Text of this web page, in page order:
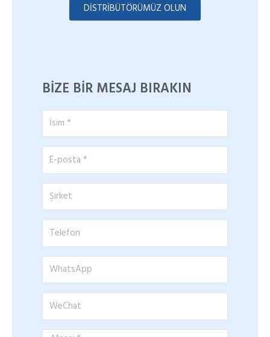
DISTRIBÜTÖRÜMÜZ OLUN
BIZE BIR MESAJ BIRAKIN
İsim
*
E-
posta
* Şirket
Telefon
WhatsApp
WeChat